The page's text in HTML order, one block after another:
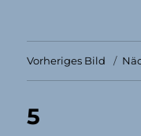
Vorheriges Bild
5